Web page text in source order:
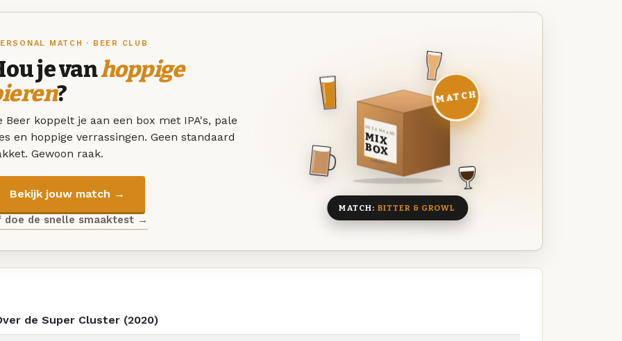
MATCH · BEER CLUB
je vanhoppige
?
Beer koppelt je aan een box met IPA's, pale
en hoppige verrassingen. Geen standaard
Gewoon raak.
Bekijk jouw match →
doe de snelle smaaktest →
DEZE MAAND
MIX
BOX
8 BIEREN
MATCH
MATCH: BITTER & GROWL
de Super Cluster (2020)